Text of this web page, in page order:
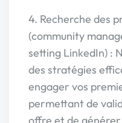
4. Recherche des
(community
setting LinkedIn) :
des stratégies
engager vos
permettant de
offre et de générer